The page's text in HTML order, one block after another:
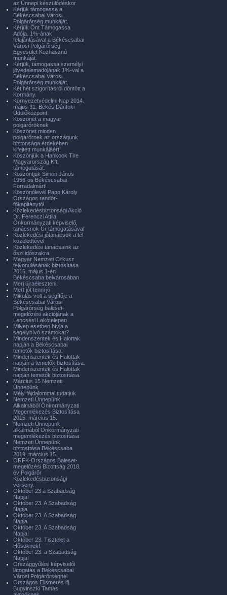
az Ünnepi készülődéskor
Kérjük támogassa a
Békéscsabai Városi
Polgárőrség munkáját.
Kérjük Önt Támogassa
Adója. 1%-ának
felajánlásával a Békéscsabai
Városi Polgárőrség
Egyesület Közhasznú
munkáját.
Kérjük, támogassa személyi
jövedelemadójának 1%-val a
Békéscsabai Városi
Polgárőrség munkáját.
Két hét szigorításról döntött a
Kormány.
Környezetvédelmi Nap 2014.
május 31. Békés Dánfoki
Üdülőközpont
Köszönet a magyar
polgárőröknek
Köszönet minden
polgárőrnek az országunk
biztonsága érdekében
kifejtett munkájáért!
Köszönjük a Hankook Tire
Magyarország Kft.
támogatását.
Köszöntjük Simon János
1956-os Békéscsabai
Forradalmárt!
Köszönőlevél Papp Károly
Országos rendőr-
főkapitánytól
Közlekedésbiztonsági Akció
Dr. Ferenczi Attila
Önkormányzati képviselő,
tanácsnok Úr támogatásával
Közlekedési jótanácsok a tél
közeledtével
Közlekedési tanácsaink az
őszi időszakra
Magyar Nemzeti Cirkusz
felvonulásának biztosítása
2015. május 1-én
Békéscsaba belvárosában
Merj újraéleszteni!
Mert jót tenni jó
Mikulás volt a segítője a
Békéscsabai Városi
Polgárőrség baleset-
megelőzési akciójának a
Lencsési Lakótelepen
Milyen esetben hívja a
segélyhívó számokat?
Mindenszentek és Halottak
napján a Békéscsabai
temetők biztosítása.
Mindenszentek és Halottak
napján a temetők biztosítása.
Mindenszentek és Halottak
napján temetők biztosítása.
Március 15 Nemzeti
Ünnepünk
Mély fájdalommal tudatjuk
Nemzeti Ünnepünk
Alkalmából Önkormányzati
Megemlékezés Biztosítása
2015. március 15.
Nemzeti Ünnepünk
alkalmából Önkormányzati
megemlékezés biztosítása
Nemzeti Ünnepünk
biztosítása Békéscsaba
2019. március 15.
ORFK-Országos Baleset-
megelőzési Bizottság 2018.
év Polgárőr
Közlekedésbiztonsági
verseny.
Október 23 a Szabadság
Napja!
Október 23. A Szabadság
Napja
Október 23. A Szabadság
Napja
Október 23. A Szabadság
Napja!
Október 23. Tisztelet a
Hősöknek!
Október 23. a Szabadság
Napja!
Országgyűlési képviselői
látogatás a Békéscsabai
Városi Polgárőrségnél
Országos Elismerés ifj.
Bugyinszki Tamás